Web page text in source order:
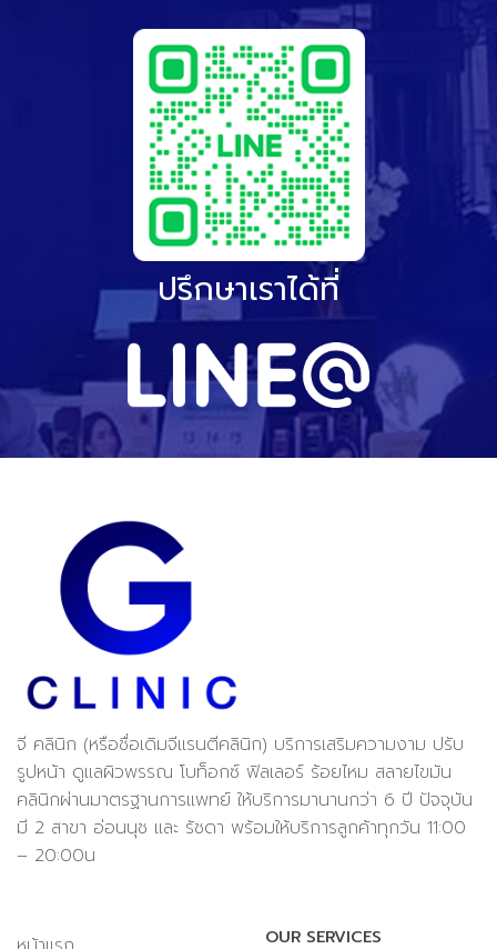
ปรึกษาเราได้ที่
จี คลินิก (หรือชื่อเดิมจีแรนตีคลินิก) บริการเสริมความงาม ปรับ
รูปหน้า ดูแลผิวพรรณ โบท็อกซ์ ฟิลเลอร์ ร้อยไหม สลายไขมัน
คลินิกผ่านมาตรฐานการแพทย์ ให้บริการมานานกว่า 6 ปี ปัจจุบัน
มี 2 สาขา อ่อนนุช และ รัชดา พร้อมให้บริการลูกค้าทุกวัน 11:00
– 20:00น
OUR SERVICES